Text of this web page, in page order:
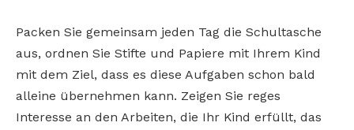
Packen Sie gemeinsam jeden Tag die Schultasche
aus, ordnen Sie Stifte und Papiere mit Ihrem Kind
mit dem Ziel, dass es diese Aufgaben schon bald
alleine übernehmen kann. Zeigen Sie reges
Interesse an den Arbeiten, die Ihr Kind erfüllt, das